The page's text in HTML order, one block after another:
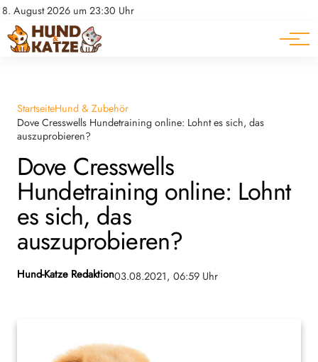
8. August 2026 um 23:30 Uhr
Datenschutz
Impressum
Pferde
Ratgeber
StartseiteHund & Zubehör
Dove Cresswells Hundetraining online: Lohnt es sich, das
auszuprobieren?
Dove Cresswells
Hundetraining online: Lohnt
es sich, das
auszuprobieren?
Hund-Katze Redaktion03.08.2021, 06:59 Uhr